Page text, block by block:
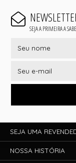
SEJA A PRIMEIRA A
SEJA UMA
NOSSA HISTÓRIA